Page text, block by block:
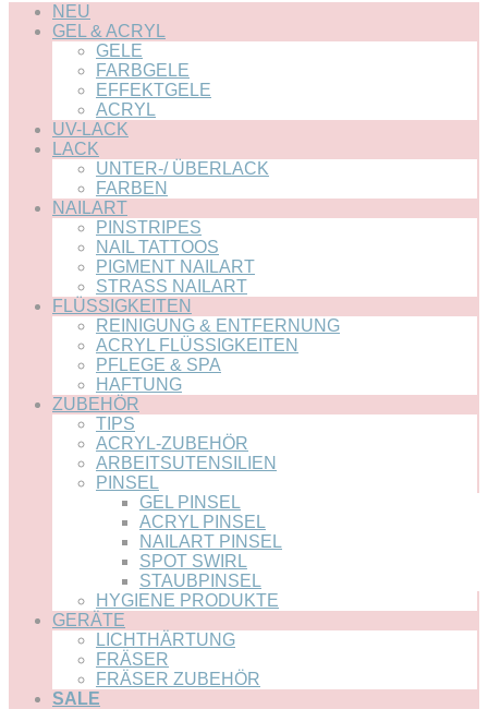
NEU
GEL & ACRYL
GELE
FARBGELE
EFFEKTGELE
ACRYL
UV-LACK
LACK
UNTER-/ ÜBERLACK
FARBEN
NAILART
PINSTRIPES
NAIL TATTOOS
PIGMENT NAILART
STRASS NAILART
FLÜSSIGKEITEN
REINIGUNG & ENTFERNUNG
ACRYL FLÜSSIGKEITEN
PFLEGE & SPA
HAFTUNG
ZUBEHÖR
TIPS
ACRYL-ZUBEHÖR
ARBEITSUTENSILIEN
PINSEL
GEL PINSEL
ACRYL PINSEL
NAILART PINSEL
SPOT SWIRL
STAUBPINSEL
HYGIENE PRODUKTE
GERÄTE
LICHTHÄRTUNG
FRÄSER
FRÄSER ZUBEHÖR
SALE